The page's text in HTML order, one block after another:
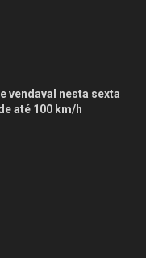
vendaval nesta sexta
até 100 km/h